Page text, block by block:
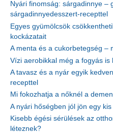
Nyári finomság: sárgadinnye –
sárgadinnyedesszert-recepttel
Egyes gyümölcsök
kockázatait
A menta és a cukorbetegség –
Vízi aerobikkal még a fogyás is
A tavasz és a nyár egyik
recepttel
Mi fokozhatja a nőknél a
A nyári hőségben jól jön egy
Kisebb égési sérülések az
léteznek?